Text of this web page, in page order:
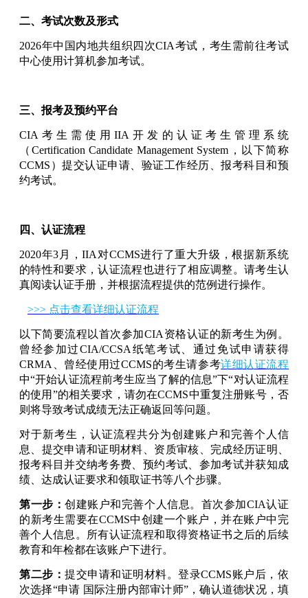
二、考试次数及形式
2026年中国内地共组织四次CIA考试，考生需前往考试
中心使用计算机参加考试。
三、报考及预约平台
CIA考生需使用IIA开发的认证考生管理系统
（Certification Candidate Management System，以下简称
CCMS）提交认证申请、验证工作经历、报考科目和预
约考试。
四、认证流程
2020年3月，IIA对CCMS进行了重大升级，根据新系统
的特性和要求，认证流程也进行了相应调整。请考生认
真阅读认证手册，并根据流程提供的范例进行操作。
>>> 点击查看详细认证流程
以下简要流程以首次参加CIA资格认证的新考生为例。
曾经参加过CIA/CCSA纸笔考试、通过免试申请获得
CRMA、曾经使用过CCMS的考生请参考详细认证流程
中“开始认证流程前考生应当了解的信息”下“对认证流程
的使用”的相关要求，请勿在CCMS中重复注册账号，否
则将导致考试成绩无法正确返回等问题。
对于新考生，认证流程共分为创建账户和完善个人信
息、提交申请和证明材料、资质审核、完成经历证明、
报考科目并交纳考务费、预约考试、参加考试并获知成
绩、达成认证要求和领取证书等八个步骤。
第一步：创建账户和完善个人信息。首次参加CIA认证
的新考生需要在CCMS中创建一个账户，并在账户中完
善个人信息。所有认证流程和取得资格证书之后的后续
教育和年检都在该账户下进行。
第二步：提交申请和证明材料。登录CCMS账户后，依
次选择“申请 国际注册内部审计师”，确认道德状况，填